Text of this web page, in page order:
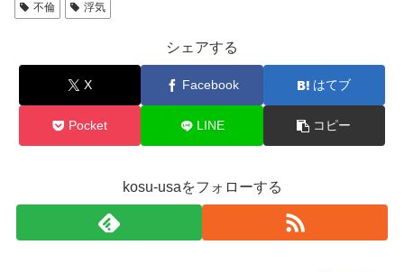
不倫 浮気
シェアする
X Facebook はてブ
Pocket LINE コピー
kosu-usaをフォローする